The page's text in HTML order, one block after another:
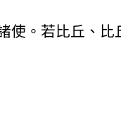
使。若比丘、